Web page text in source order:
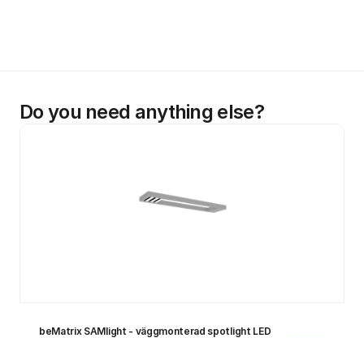
Do you need anything else?
beMatrix SAMlight - väggmonterad spotlight LED